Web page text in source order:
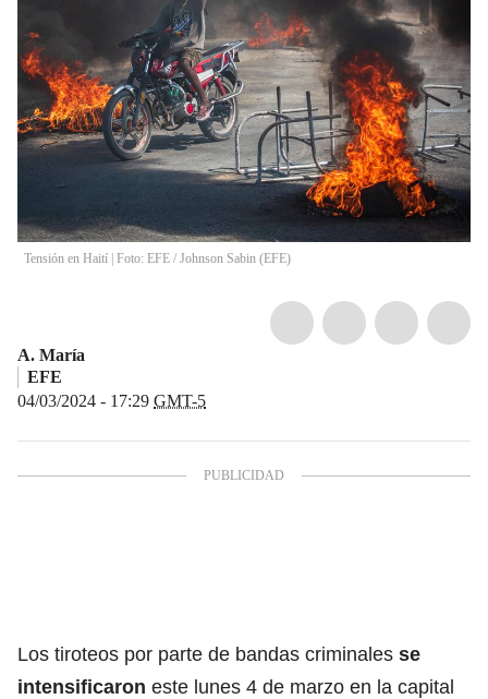
Tensión en Haití | Foto: EFE / Johnson Sabin (EFE)
A. María
EFE
04/03/2024 - 17:29 GMT-5
Los tiroteos por parte de bandas criminales se
intensificaron este lunes 4 de marzo en la capital